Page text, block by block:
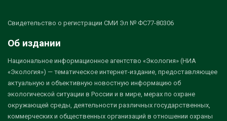
Свидетельство о регистрации СМИ Эл № ФС77-80306
Об издании
Национальное информационное агентство «Экология» (НИА
«Экология») — тематическое интернет-издание, предоставляющее
актуальную и объективную новостную информацию об
экологической ситуации в России и в мире, мерах по охране
окружающей среды, деятельности различных государственных,
коммерческих и общественных организаций в отношении охраны